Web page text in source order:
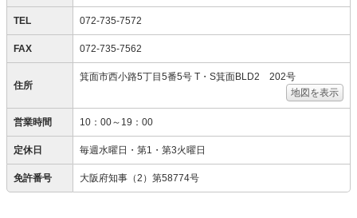
TEL 072-735-7572
FAX 072-735-7562
住所
箕面市西小路5丁目5番5号 T・S箕面BLD2 202号
地図を表示
営業時間 10：00～19：00
定休日 毎週水曜日・第1・第3火曜日
免許番号 大阪府知事（2）第58774号